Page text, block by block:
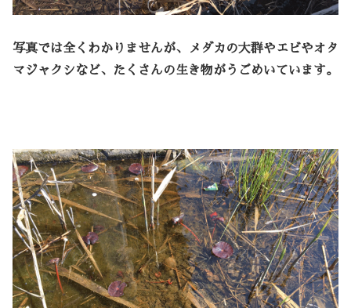
写真では全くわかりませんが、メダカの大群やエビやオタ
マジャクシなど、たくさんの生き物がうごめいています。